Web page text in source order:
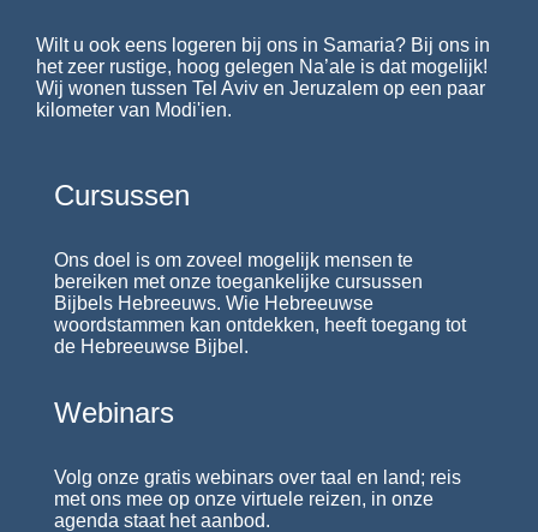
Wilt u ook eens logeren bij ons in Samaria? Bij ons in
het zeer rustige, hoog gelegen Na’ale is dat mogelijk!
Wij wonen tussen Tel Aviv en Jeruzalem op een paar
kilometer van Modi'ien.
Cursussen
Ons doel is om zoveel mogelijk mensen te
bereiken met onze toegankelijke cursussen
Bijbels Hebreeuws. Wie Hebreeuwse
woordstammen kan ontdekken, heeft toegang tot
de Hebreeuwse Bijbel.
Webinars
Volg onze gratis webinars over taal en land; reis
met ons mee op onze virtuele reizen, in onze
agenda staat het aanbod.